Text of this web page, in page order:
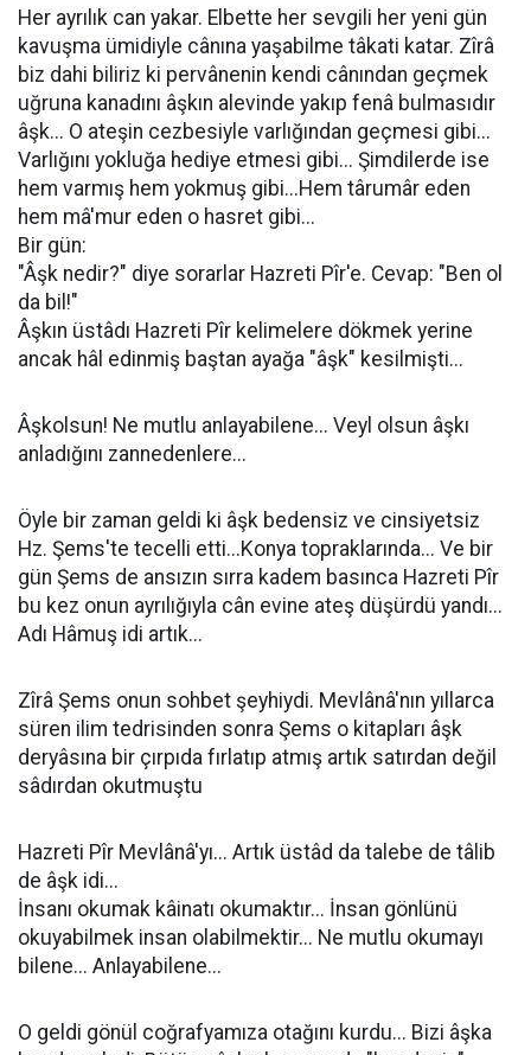
Her ayrılık can yakar. Elbette her sevgili her yeni gün
kavuşma ümidiyle cânına yaşabilme tâkati katar. Zîrâ
biz dahi biliriz ki pervânenin kendi cânından geçmek
uğruna kanadını âşkın alevinde yakıp fenâ bulmasıdır
âşk... O ateşin cezbesiyle varlığından geçmesi gibi...
Varlığını yokluğa hediye etmesi gibi... Şimdilerde ise
hem varmış hem yokmuş gibi...Hem târumâr eden
hem mâ'mur eden o hasret gibi...
Bir gün:
"Âşk nedir?" diye sorarlar Hazreti Pîr'e. Cevap: "Ben ol
da bil!"
Âşkın üstâdı Hazreti Pîr kelimelere dökmek yerine
ancak hâl edinmiş baştan ayağa "âşk" kesilmişti...
Âşkolsun! Ne mutlu anlayabilene... Veyl olsun âşkı
anladığını zannedenlere...
Öyle bir zaman geldi ki âşk bedensiz ve cinsiyetsiz
Hz. Şems'te tecelli etti...Konya topraklarında... Ve bir
gün Şems de ansızın sırra kadem basınca Hazreti Pîr
bu kez onun ayrılığıyla cân evine ateş düşürdü yandı...
Adı Hâmuş idi artık...
Zîrâ Şems onun sohbet şeyhiydi. Mevlânâ'nın yıllarca
süren ilim tedrisinden sonra Şems o kitapları âşk
deryâsına bir çırpıda fırlatıp atmış artık satırdan değil
sâdırdan okutmuştu
Hazreti Pîr Mevlânâ'yı... Artık üstâd da talebe de tâlib
de âşk idi...
İnsanı okumak kâinatı okumaktır... İnsan gönlünü
okuyabilmek insan olabilmektir... Ne mutlu okumayı
bilene... Anlayabilene...
O geldi gönül coğrafyamıza otağını kurdu... Bizi âşka